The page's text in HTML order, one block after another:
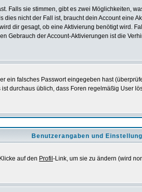
Falls sie stimmen, gibt es zwei Möglichkeiten,
nicht der Fall ist, braucht dein Account eine
dir gesagt, ob eine Aktivierung benötigt wird.
Gebrauch der Account-Aktivierungen ist die
ein falsches Passwort eingegeben hast
durchaus üblich, dass Foren regelmäßig
Benutzerangaben und
auf den Profil -Link, um sie zu ändern (wird